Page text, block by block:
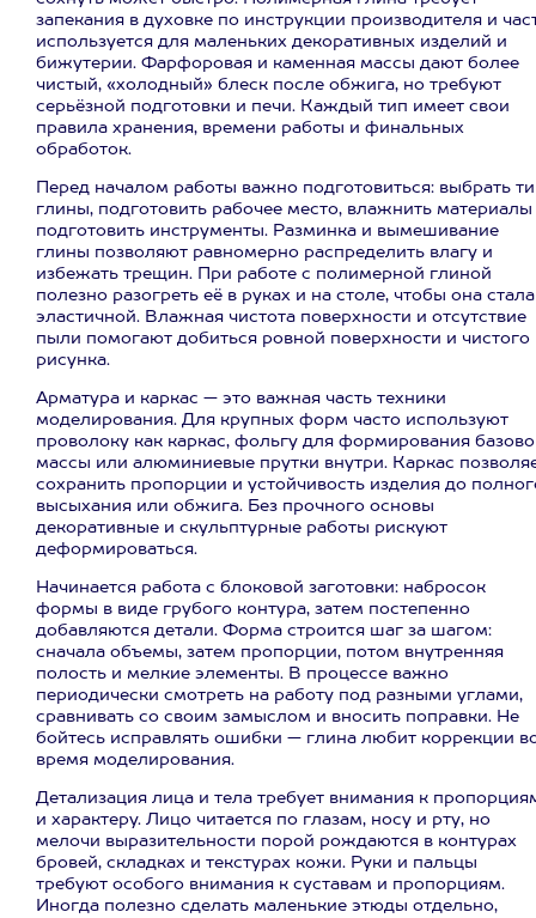
запекания в духовке по инструкции производителя и
используется для маленьких декоративных изделий и
бижутерии. Фарфоровая и каменная массы дают более
чистый, «холодный» блеск после обжига, но требуют
серьёзной подготовки и печи. Каждый тип имеет свои
правила хранения, времени работы и финальных
обработок.
Перед началом работы важно подготовиться: выбрать
глины, подготовить рабочее место, влажнить материалы
подготовить инструменты. Разминка и вымешивание
глины позволяют равномерно распределить влагу и
избежать трещин. При работе с полимерной глиной
полезно разогреть её в руках и на столе, чтобы она стала
эластичной. Влажная чистота поверхности и отсутствие
пыли помогают добиться ровной поверхности и чистого
рисунка.
Арматура и каркас — это важная часть техники
моделирования. Для крупных форм часто используют
проволоку как каркас, фольгу для формирования
массы или алюминиевые прутки внутри. Каркас
сохранить пропорции и устойчивость изделия до
высыхания или обжига. Без прочного основы
декоративные и скульптурные работы рискуют
деформироваться.
Начинается работа с блоковой заготовки: набросок
формы в виде грубого контура, затем постепенно
добавляются детали. Форма строится шаг за шагом:
сначала объемы, затем пропорции, потом внутренняя
полость и мелкие элементы. В процессе важно
периодически смотреть на работу под разными углами,
сравнивать со своим замыслом и вносить поправки. Не
бойтесь исправлять ошибки — глина любит коррекции
время моделирования.
Детализация лица и тела требует внимания к
и характеру. Лицо читается по глазам, носу и рту, но
мелочи выразительности порой рождаются в контурах
бровей, складках и текстурах кожи. Руки и пальцы
требуют особого внимания к суставам и пропорциям.
Иногда полезно сделать маленькие этюды отдельно,